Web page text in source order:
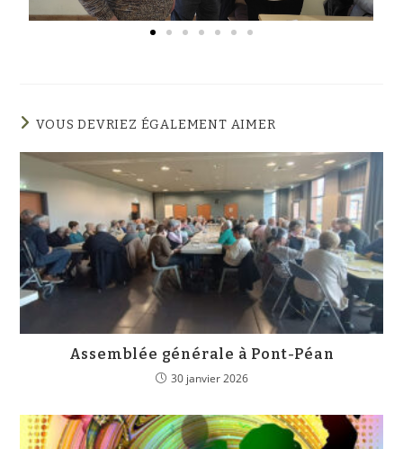
VOUS DEVRIEZ ÉGALEMENT AIMER
Assemblée générale à Pont-Péan
30 janvier 2026